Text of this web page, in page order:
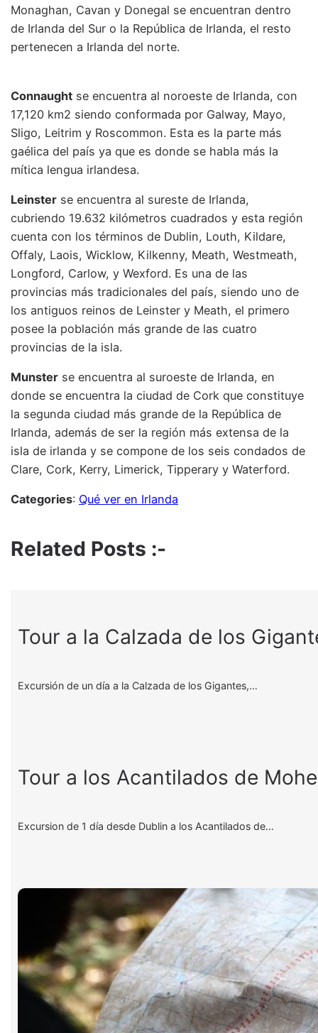
Monaghan, Cavan y Donegal se encuentran dentro
de Irlanda del Sur o la República de Irlanda, el resto
pertenecen a Irlanda del norte.
Connaught se encuentra al noroeste de Irlanda, con
17,120 km2 siendo conformada por Galway, Mayo,
Sligo, Leitrim y Roscommon. Esta es la parte más
gaélica del país ya que es donde se habla más la
mítica lengua irlandesa.
Leinster se encuentra al sureste de Irlanda,
cubriendo 19.632 kilómetros cuadrados y esta región
cuenta con los términos de Dublin, Louth, Kildare,
Offaly, Laois, Wicklow, Kilkenny, Meath, Westmeath,
Longford, Carlow, y Wexford. Es una de las
provincias más tradicionales del país, siendo uno de
los antiguos reinos de Leinster y Meath, el primero
posee la población más grande de las cuatro
provincias de la isla.
Munster se encuentra al suroeste de Irlanda, en
donde se encuentra la ciudad de Cork que constituye
la segunda ciudad más grande de la República de
Irlanda, además de ser la región más extensa de la
isla de irlanda y se compone de los seis condados de
Clare, Cork, Kerry, Limerick, Tipperary y Waterford.
Categories: Qué ver en Irlanda
Related Posts :-
Tour a la Calzada de los
Excursión de un día a la Calzada de los Gigantes,…
Tour a los Acantilados de
Excursion de 1 día desde Dublin a los Acantilados de…